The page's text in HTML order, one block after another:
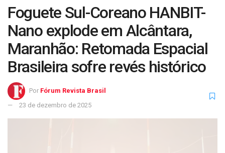
Foguete Sul-Coreano HANBIT-
Nano explode em Alcântara,
Maranhão: Retomada Espacial
Brasileira sofre revés histórico
Por Fórum Revista Brasil
23 de dezembro de 2025